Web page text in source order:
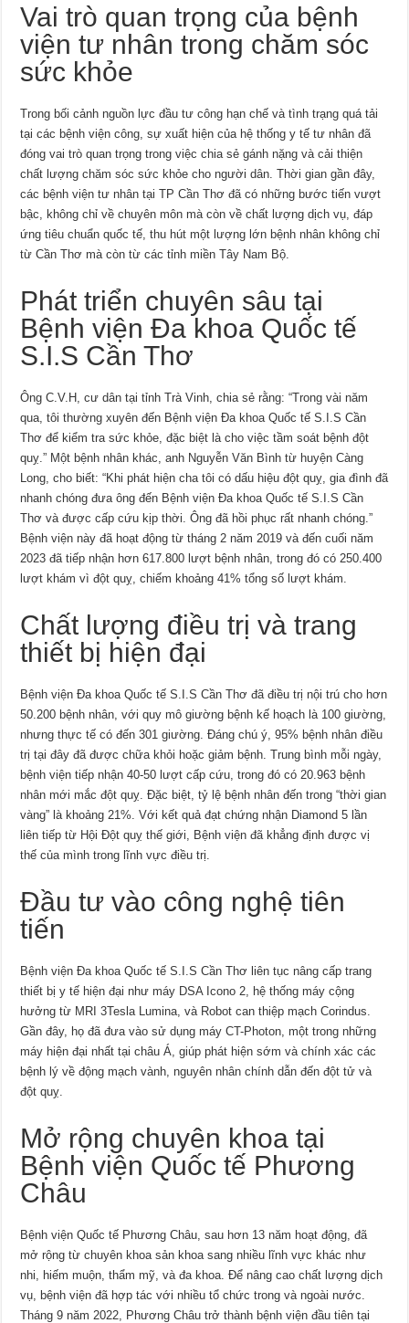
Vai trò quan trọng của bệnh
viện tư nhân trong chăm sóc
sức khỏe
Trong bối cảnh nguồn lực đầu tư công hạn chế và tình trạng quá tải
tại các bệnh viện công, sự xuất hiện của hệ thống y tế tư nhân đã
đóng vai trò quan trọng trong việc chia sẻ gánh nặng và cải thiện
chất lượng chăm sóc sức khỏe cho người dân. Thời gian gần đây,
các bệnh viện tư nhân tại TP Cần Thơ đã có những bước tiến vượt
bậc, không chỉ về chuyên môn mà còn về chất lượng dịch vụ, đáp
ứng tiêu chuẩn quốc tế, thu hút một lượng lớn bệnh nhân không chỉ
từ Cần Thơ mà còn từ các tỉnh miền Tây Nam Bộ.
Phát triển chuyên sâu tại
Bệnh viện Đa khoa Quốc tế
S.I.S Cần Thơ
Ông C.V.H, cư dân tại tỉnh Trà Vinh, chia sẻ rằng: “Trong vài năm
qua, tôi thường xuyên đến Bệnh viện Đa khoa Quốc tế S.I.S Cần
Thơ để kiểm tra sức khỏe, đặc biệt là cho việc tầm soát bệnh đột
quỵ.” Một bệnh nhân khác, anh Nguyễn Văn Bình từ huyện Càng
Long, cho biết: “Khi phát hiện cha tôi có dấu hiệu đột quỵ, gia đình đã
nhanh chóng đưa ông đến Bệnh viện Đa khoa Quốc tế S.I.S Cần
Thơ và được cấp cứu kịp thời. Ông đã hồi phục rất nhanh chóng.”
Bệnh viện này đã hoạt động từ tháng 2 năm 2019 và đến cuối năm
2023 đã tiếp nhận hơn 617.800 lượt bệnh nhân, trong đó có 250.400
lượt khám vì đột quỵ, chiếm khoảng 41% tổng số lượt khám.
Chất lượng điều trị và trang
thiết bị hiện đại
Bệnh viện Đa khoa Quốc tế S.I.S Cần Thơ đã điều trị nội trú cho hơn
50.200 bệnh nhân, với quy mô giường bệnh kế hoạch là 100 giường,
nhưng thực tế có đến 301 giường. Đáng chú ý, 95% bệnh nhân điều
trị tại đây đã được chữa khỏi hoặc giảm bệnh. Trung bình mỗi ngày,
bệnh viện tiếp nhận 40-50 lượt cấp cứu, trong đó có 20.963 bệnh
nhân mới mắc đột quỵ. Đặc biệt, tỷ lệ bệnh nhân đến trong “thời gian
vàng” là khoảng 21%. Với kết quả đạt chứng nhận Diamond 5 lần
liên tiếp từ Hội Đột quỵ thế giới, Bệnh viện đã khẳng định được vị
thế của mình trong lĩnh vực điều trị.
Đầu tư vào công nghệ tiên
tiến
Bệnh viện Đa khoa Quốc tế S.I.S Cần Thơ liên tục nâng cấp trang
thiết bị y tế hiện đại như máy DSA Icono 2, hệ thống máy cộng
hưởng từ MRI 3Tesla Lumina, và Robot can thiệp mạch Corindus.
Gần đây, họ đã đưa vào sử dụng máy CT-Photon, một trong những
máy hiện đại nhất tại châu Á, giúp phát hiện sớm và chính xác các
bệnh lý về động mạch vành, nguyên nhân chính dẫn đến đột tử và
đột quỵ.
Mở rộng chuyên khoa tại
Bệnh viện Quốc tế Phương
Châu
Bệnh viện Quốc tế Phương Châu, sau hơn 13 năm hoạt động, đã
mở rộng từ chuyên khoa sản khoa sang nhiều lĩnh vực khác như
nhi, hiếm muộn, thẩm mỹ, và đa khoa. Để nâng cao chất lượng dịch
vụ, bệnh viện đã hợp tác với nhiều tổ chức trong và ngoài nước.
Tháng 9 năm 2022, Phương Châu trở thành bệnh viện đầu tiên tại